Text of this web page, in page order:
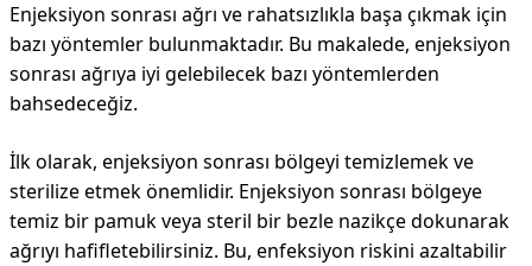
Enjeksiyon sonrası ağrı ve rahatsızlıkla başa çıkmak için
bazı yöntemler bulunmaktadır. Bu makalede, enjeksiyon
sonrası ağrıya iyi gelebilecek bazı yöntemlerden
bahsedeceğiz.
İlk olarak, enjeksiyon sonrası bölgeyi temizlemek ve
sterilize etmek önemlidir. Enjeksiyon sonrası bölgeye
temiz bir pamuk veya steril bir bezle nazikçe dokunarak
ağrıyı hafifletebilirsiniz. Bu, enfeksiyon riskini azaltabilir